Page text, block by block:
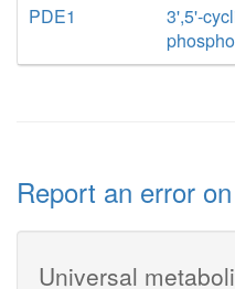
PDE1
3',5'-
Report an error
Universal